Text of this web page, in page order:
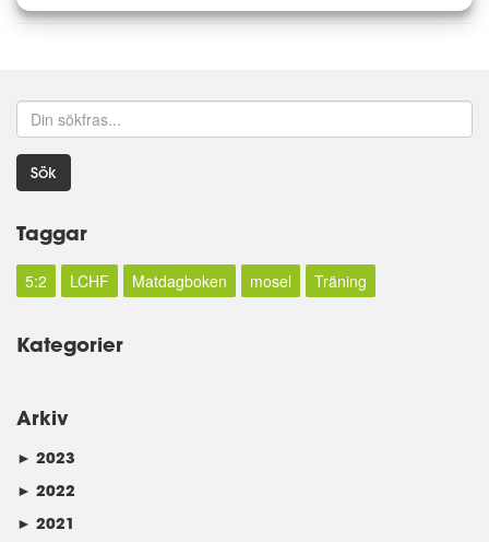
Sök
Taggar
5:2 LCHF Matdagboken mosel Träning
Kategorier
Arkiv
► 2023
► 2022
► 2021